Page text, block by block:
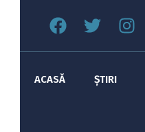
ACASĂ ȘTIRI